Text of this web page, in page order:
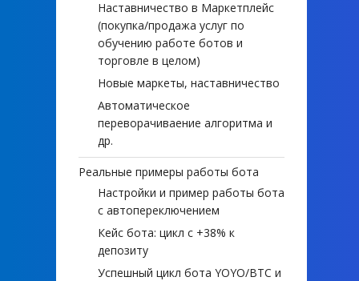
Наставничество в Маркетплейс
(покупка/продажа услуг по
обучению работе ботов и
торговле в целом)
Новые маркеты, наставничество
Автоматическое
переворачиваение алгоритма и
др.
Реальные примеры работы бота
Настройки и пример работы бота
с автопереключением
Кейс бота: цикл с +38% к
депозиту
Успешный цикл бота YOYO/BTC и